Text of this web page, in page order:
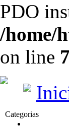
PDO
/home/
on line
Categorias